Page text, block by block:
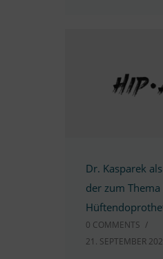
Dr. Kas­pa­rek
der zum Thema
0 COMM­ENTS /
21. SEP­TEM­BER